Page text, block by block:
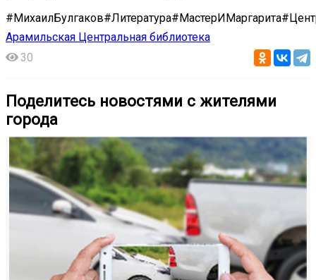
Арамильская Центральная библиотека
30
Поделитесь новостями с жителями
города